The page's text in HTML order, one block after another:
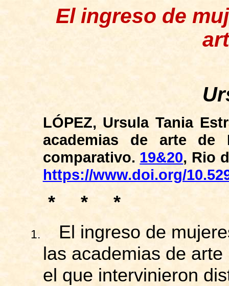
El ingreso de
LÓPEZ, Ursula Tania
academias de arte
comparativo. 19&20, Rio
https://www.doi.org/
* * *
1.
El ingreso de
las academias de
el que intervinieron